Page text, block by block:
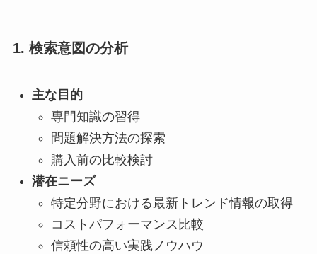
1. 検索意図の分析
主な目的
専門知識の習得
問題解決方法の探索
購入前の比較検討
潜在ニーズ
特定分野における最新トレンド情報の取得
コストパフォーマンス比較
信頼性の高い実践ノウハウ